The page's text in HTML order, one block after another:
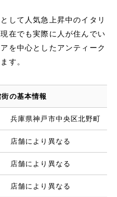
して人気急上昇中のイタリ
在でも実際に人が住んでい
を中心としたアンティーク
す。
の基本情報
兵庫県神戸市中央区北野町
店舗により異なる
店舗により異なる
店舗により異なる